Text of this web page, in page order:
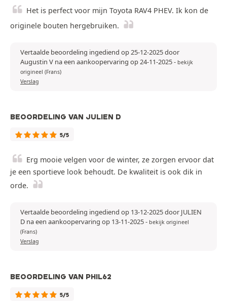
Het is perfect voor mijn Toyota RAV4 PHEV. Ik kon de
originele bouten hergebruiken.
Vertaalde beoordeling ingediend op 25-12-2025 door
Augustin V na een aankoopervaring op 24-11-2025- bekijk
origineel (Frans)
Verslag
BEOORDELING VAN JULIEN D
5/5
Erg mooie velgen voor de winter, ze zorgen ervoor dat
je een sportieve look behoudt. De kwaliteit is ook dik in
orde.
Vertaalde beoordeling ingediend op 13-12-2025 door JULIEN
D na een aankoopervaring op 13-11-2025- bekijk origineel
(Frans)
Verslag
BEOORDELING VAN PHIL62
5/5